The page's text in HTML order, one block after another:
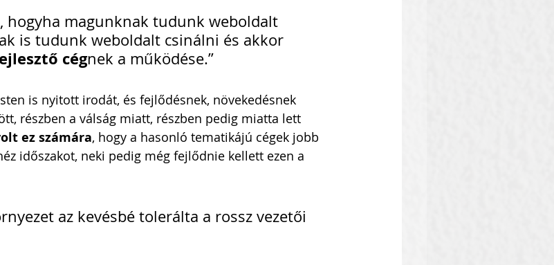
hogyha magunknak tudunk weboldalt
is tudunk weboldalt csinálni és akkor
cégnek a működése.”
is nyitott irodát, és fejlődésnek, növekedésnek
részben a válság miatt, részben pedig miatta lett
ez számára, hogy a hasonló tematikájú cégek jobb
időszakot, neki pedig még fejlődnie kellett ezen a
az kevésbé tolerálta a rossz vezetői